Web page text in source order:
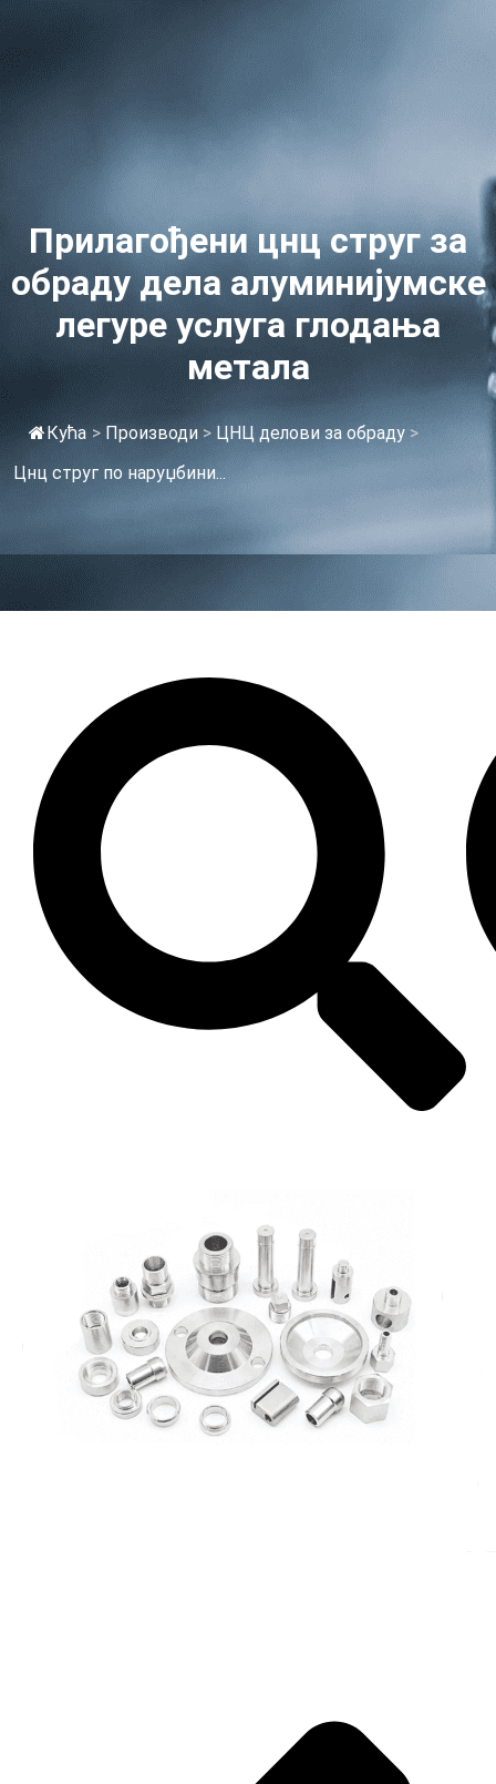
Прилагођени цнц струг за
обраду дела алуминијумске
легуре услуга глодања
метала
Кућа > Производи > ЦНЦ делови за обраду >
Цнц струг по наруџбини...